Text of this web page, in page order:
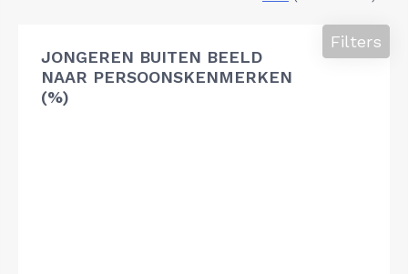
JONGEREN BUITEN BEELD
NAAR PERSOONSKENMERKEN
(%)
Filters